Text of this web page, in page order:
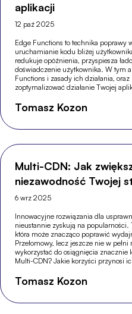
aplikacji
12 paź 2025
Edge Functions to technika poprawy
uruchamianie kodu bliżej
redukuje opóźnienia, przyspiesza
doświadczenie użytkownika. W tym
Functions i zasady ich działania,
zoptymalizować działanie Twojej
Tomasz Kozon
Multi-CDN: Jak
niezawodność Twojej
6 wrz 2025
Innowacyjne rozwiązania dla
nieustannie zyskują na
która może znacząco poprawić
Przełomowy, lecz jeszcze nie w
wykorzystać do osiągnięcia znacznie
Multi-CDN? Jakie korzyści przynosi
Tomasz Kozon